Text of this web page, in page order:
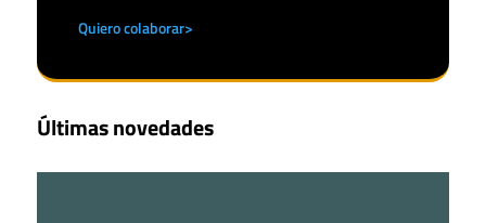
Quiero colaborar>
Últimas novedades